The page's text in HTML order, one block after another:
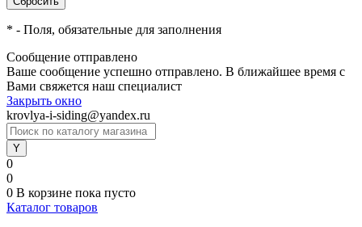
* - Поля, обязательные для заполнения
Сообщение отправлено
Ваше сообщение успешно отправлено. В ближайшее время с
Вами свяжется наш специалист
Закрыть окно
krovlya-i-siding@yandex.ru
0
0
0 В корзине пока пусто
Каталог товаров